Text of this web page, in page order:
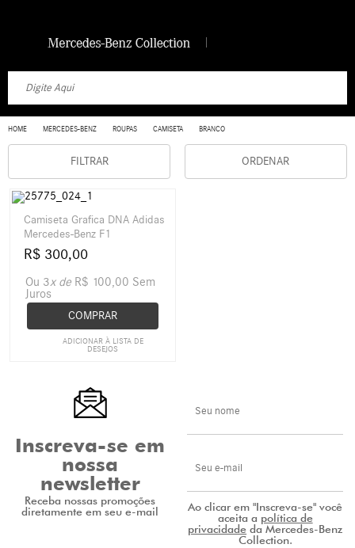
HOME MERCEDES-BENZ ROUPAS CAMISETA BRANCO
ORDENAR
FILTRAR
Camiseta Grafica DNA Adidas
Mercedes-Benz F1
R$ 300,00
Ou 3x de R$ 100,00 Sem
Juros
COMPRAR
ADICIONAR À LISTA DE
DESEJOS
Inscreva-se em
nossa
newsletter
Receba nossas promoções
diretamente em seu e-mail Ao clicar em "Inscreva-se" você
aceita a política de
privacidade da Mercedes-Benz
Collection.